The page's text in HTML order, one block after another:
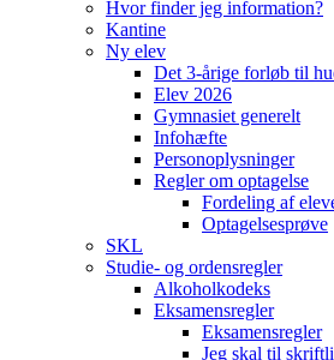
Hvor finder jeg information?
Kantine
Ny elev
Det 3-årige forløb til
Elev 2026
Gymnasiet generelt
Infohæfte
Personoplysninger
Regler om optagelse
Fordeling af
Optagelsesprøve
SKL
Studie- og ordensregler
Alkoholkodeks
Eksamensregler
Eksamensregler
Jeg skal til